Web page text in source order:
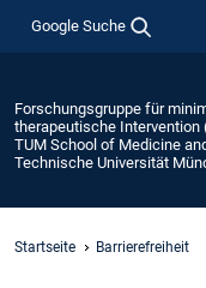
Google Suche
Forschungsgruppe für
therapeutische Intervention
TUM School of Medicine
Technische Universität
Startseite Barrierefreiheit